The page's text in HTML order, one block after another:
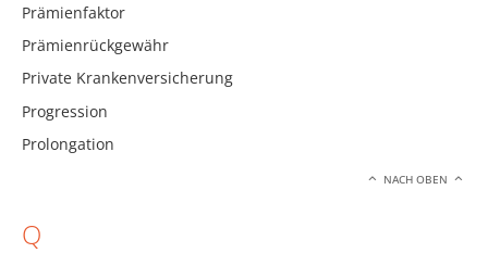
Prämienfaktor
Prämienrückgewähr
Private Krankenversicherung
Progression
Prolongation
NACH OBEN
Q